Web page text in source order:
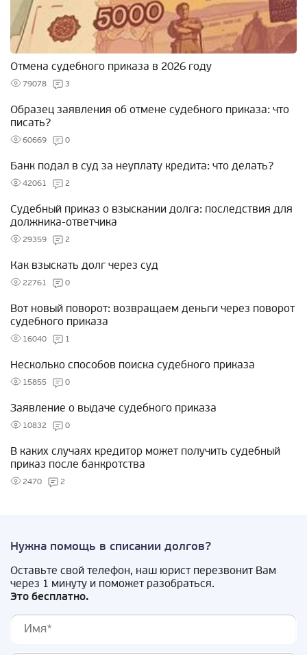
Отмена судебного приказа в 2026 году
79078 3
Образец заявления об отмене судебного приказа: что
писать?
60669 0
Банк подал в суд за неуплату кредита: что делать?
42061 2
Судебный приказ о взыскании долга: последствия для
должника-ответчика
29359 2
Как взыскать долг через суд
22761 0
Вот новый поворот: возвращаем деньги через поворот
судебного приказа
16040 1
Несколько способов поиска судебного приказа
15855 0
Заявление о выдаче судебного приказа
10832 0
В каких случаях кредитор может получить судебный
приказ после банкротства
2470 2
Нужна помощь в списании долгов?
Оставьте свой телефон, наш юрист перезвонит Вам
через 1 минуту и поможет разобраться.
Это бесплатно.